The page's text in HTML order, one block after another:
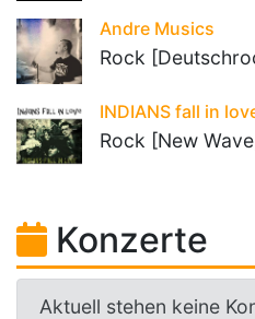
Andre Musics
Rock
INDIANS fall in
Rock [New
Konzerte
Aktuell stehen keine